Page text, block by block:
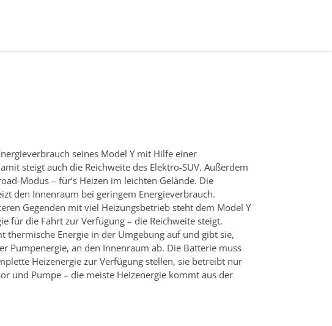
seines Model Y mit Hilfe einer
steigt auch die Reichweite des Elektro-SUV. Außerdem
Modus – für‘s Heizen im leichten Gelände. Die
den Innenraum bei geringem Energieverbrauch.
Gegenden mit viel Heizungsbetrieb steht dem Model Y
für die Fahrt zur Verfügung – die Reichweite steigt.
thermische Energie in der Umgebung auf und gibt sie,
Pumpenergie, an den Innenraum ab. Die Batterie muss
Heizenergie zur Verfügung stellen, sie betreibt nur
und Pumpe – die meiste Heizenergie kommt aus der